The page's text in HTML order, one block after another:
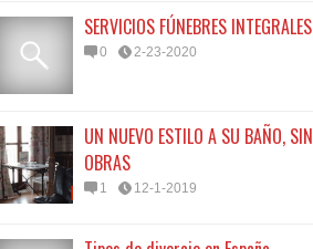
SERVICIOS FÚNEBRES INTEGRALES
0 2-23-2020
UN NUEVO ESTILO A SU BAÑO, SIN
OBRAS
1 12-1-2019